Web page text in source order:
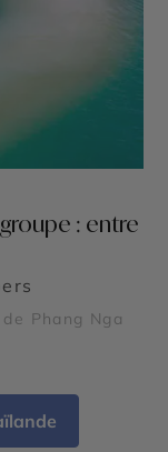
: entre
Phang Nga